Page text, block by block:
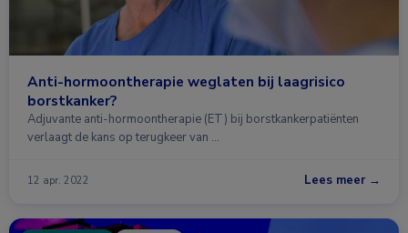
Anti-hormoontherapie weglaten bij laagrisico
borstkanker?
Adjuvante anti-hormoontherapie (ET) bij borstkankerpatiënten
verlaagt de kans op terugkeer van …
12 apr. 2022 Lees meer →